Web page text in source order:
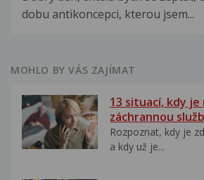
dobu antikoncepci, kterou jsem...
MOHLO BY VÁS ZAJÍMAT
13 situací, kdy
záchrannou
Rozpoznat, kdy je
a kdy už je...